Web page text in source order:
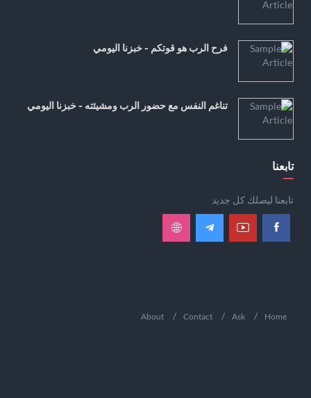
فرح الرب هو قوتكم - خبزنا اليومي
تناغم النفس مع حضور الرب ومشيئته - خبزنا اليومي
تابعنا
تابعنا ليصلك كل جديد
Home
Ask
Contact
About